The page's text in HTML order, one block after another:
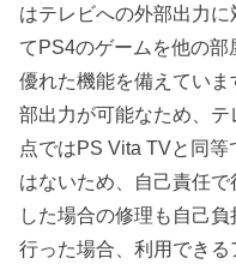
はテレビへの外部出力
てPS4のゲームを他の部
優れた機能を備えてい
部出力が可能なため、
点ではPS Vita TVと同
はないため、自己責任
した場合の修理も自己
行った場合、利用でき